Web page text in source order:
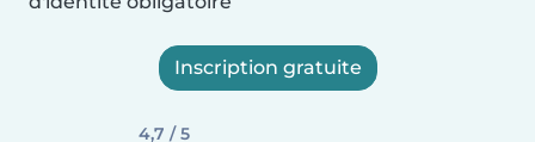
Inscription gratuite
4,7 / 5